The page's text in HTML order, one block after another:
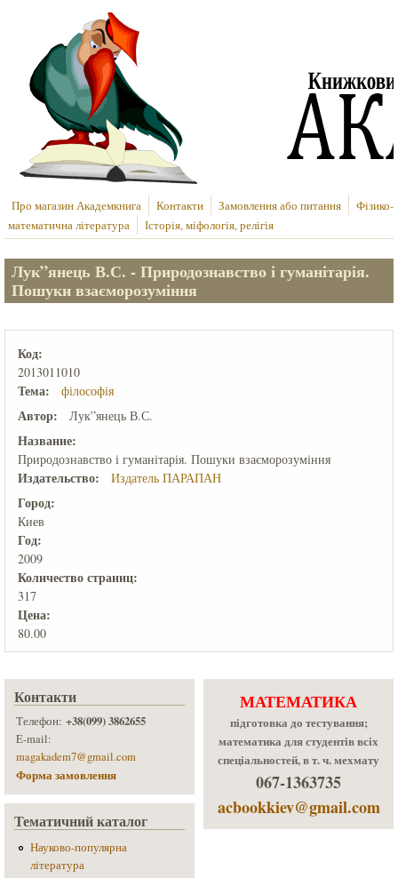
Перейти до основного вмісту
Про магазин Академкнига Контакти Замовлення або питання
Фізико-
математична література
Історія, міфологія, релігія
Лук”янець В.С. - Природознавство і гуманітарія.
Пошуки взаєморозуміння
Код:
2013011010
Тема: філософія
Автор: Лук”янець В.С.
Название:
Природознавство і гуманітарія. Пошуки взаєморозуміння
Издательство: Издатель ПАРАПАН
Город:
Киев
Год:
2009
Количеcтво страниц:
317
Цена:
80.00
Контакти
Телефон: +38(099) 3862655
E-mail:
magakadem7@gmail.com
Форма замовлення
Тематичний каталог
Науково-популярна
література
МАТЕМАТИКА
підготовка до тестування;
математика для студентів всіх
спеціальностей, в т. ч. мехмату
067-1363735
acbookkiev@gmail.com